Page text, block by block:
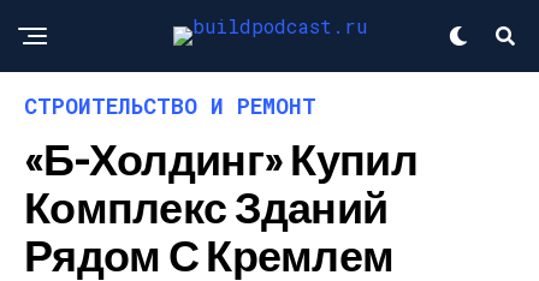
СТРОИТЕЛЬСТВО И РЕМОНТ
«Б-Холдинг» Купил
Комплекс Зданий
Рядом С Кремлем